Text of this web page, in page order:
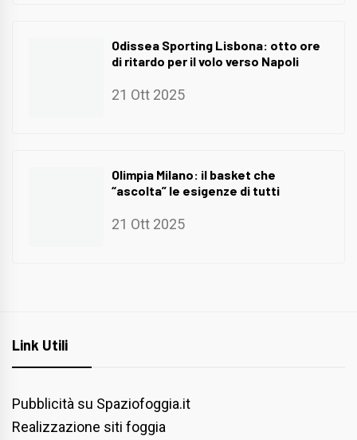
Odissea Sporting Lisbona: otto ore
di ritardo per il volo verso Napoli
21 Ott 2025
Olimpia Milano: il basket che
“ascolta” le esigenze di tutti
21 Ott 2025
Link Utili
Pubblicità su Spaziofoggia.it
Realizzazione siti foggia